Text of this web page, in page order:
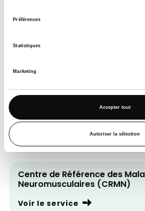
Préférences
Statistiques
Marketing
Accepter tout
Autoriser la sélection
Services
Cellule Maltraitance
Centre de Référence des
Neuromusculaires (CRMN)
Voir le service